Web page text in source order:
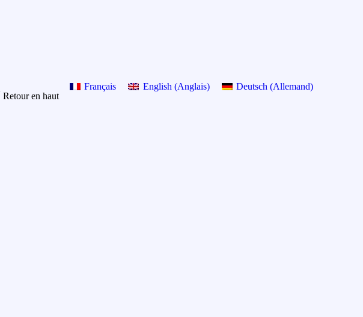
Retour en haut
Français English (Anglais) Deutsch (Allemand)